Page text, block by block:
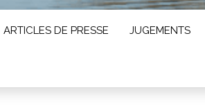
ARTICLES DE PRESSE JUGEMENTS